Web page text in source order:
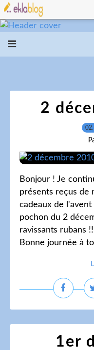
2
Bonjour ! Je
présents reçus de
cadeaux de
pochon du 2
ravissants rubans
Bonne journée à
1er